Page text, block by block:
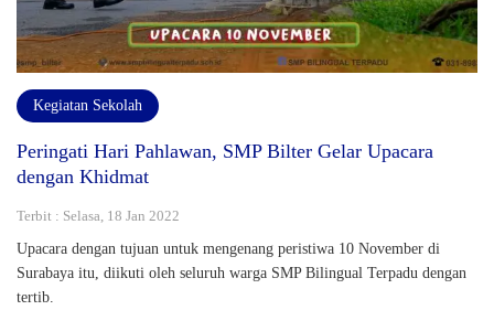
Kegiatan Sekolah
Peringati Hari Pahlawan, SMP Bilter Gelar Upacara
dengan Khidmat
Terbit : Selasa, 18 Jan 2022
Upacara dengan tujuan untuk mengenang peristiwa 10 November di
Surabaya itu, diikuti oleh seluruh warga SMP Bilingual Terpadu dengan
tertib.